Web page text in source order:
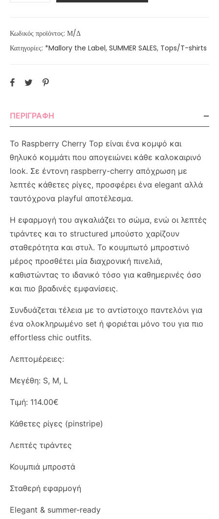
Κωδικός προϊόντος: Μ/Δ
Κατηγορίες: *Mallory the Label, SUMMER SALES, Tops/T-shirts
ΠΕΡΙΓΡΑΦΉ
Το Raspberry Cherry Top είναι ένα κομψό και
θηλυκό κομμάτι που απογειώνει κάθε καλοκαιρινό
look. Σε έντονη raspberry-cherry απόχρωση με
λεπτές κάθετες ρίγες, προσφέρει ένα elegant αλλά
ταυτόχρονα playful αποτέλεσμα.
Η εφαρμογή του αγκαλιάζει το σώμα, ενώ οι λεπτές
τιράντες και το structured μπούστο χαρίζουν
σταθερότητα και στυλ. Το κουμπωτό μπροστινό
μέρος προσθέτει μία διαχρονική πινελιά,
καθιστώντας το ιδανικό τόσο για καθημερινές όσο
και πιο βραδινές εμφανίσεις.
Συνδυάζεται τέλεια με το αντίστοιχο παντελόνι για
ένα ολοκληρωμένο set ή φοριέται μόνο του για πιο
effortless chic outfits.
Λεπτομέρειες:
Μεγέθη: S, M, L
Τιμή: 114.00€
Κάθετες ρίγες (pinstripe)
Λεπτές τιράντες
Κουμπιά μπροστά
Σταθερή εφαρμογή
Elegant & summer-ready